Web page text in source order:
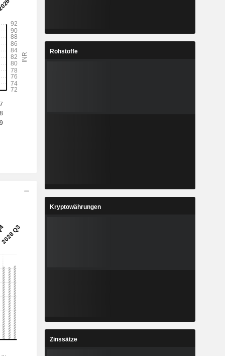
Rohstoffe
Kryptowährungen
Zinssätze